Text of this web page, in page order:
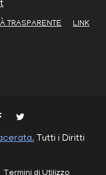
TRASPARENTE
LINK
Tutti i Diritti